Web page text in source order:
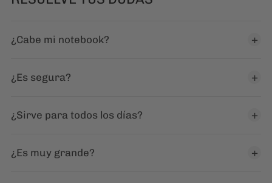
¿Cabe mi notebook?
¿Es segura?
¿Sirve para todos los días?
¿Es muy grande?